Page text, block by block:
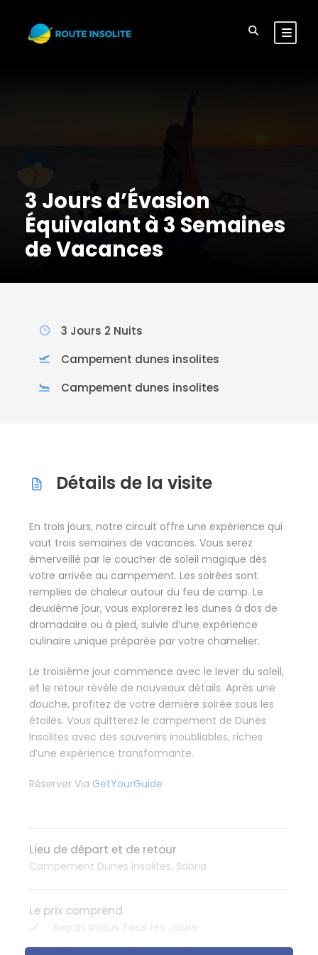
3 Jours d’Évasion
Équivalant à 3 Semaines
de Vacances
3 Jours 2 Nuits
Campement dunes insolites
Campement dunes insolites
Détails de la visite
En trois jours, notre circuit offre une expérience qui
vaut trois semaines de vacances. Vous serez
émerveillé par le coucher de soleil magique dès
votre arrivée au campement. Les soirées sont
remplies de chaleur autour du feu de camp. Le
deuxième jour, vous explorerez les dunes à dos de
dromadaire ou à pied, suivie d’une expérience
culinaire unique préparée par votre chamelier.
Le troisième jour commence avec le lever du soleil,
et le retour révèle de nouveaux détails. Après une
douche, profitez de votre dernière soirée sous les
étoiles. Vous quitterez le campement de Dunes
Insolites avec des souvenirs inoubliables, riches
d’une expérience transformante.
Réserver Via GetYourGuide
Lieu de départ et de retour
Campement Dunes Insolites, Sabria
Le prix comprend
Hébergement de Deux Nuits